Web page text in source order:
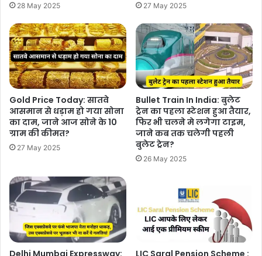
28 May 2025 27 May 2025
Gold Price Today: सातवे
आसमान से धड़ाम हो गया सोना
का दाम, जाने आज सोने के 10
ग्राम की कीमत?
27 May 2025
Bullet Train In India: बुलेट
ट्रेन का पहला स्टेशन हुआ तैयार,
फिर भी चलने मे लगेगा टाइम,
जाने कब तक चलेगी पहली
बुलेट ट्रेन?
26 May 2025